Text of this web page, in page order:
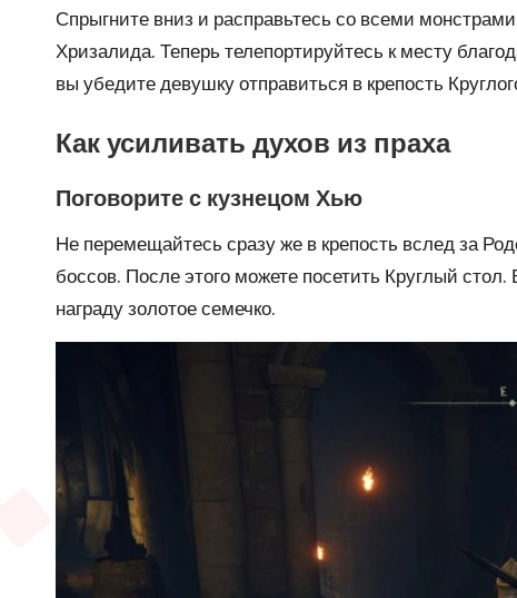
Спрыгните вниз и расправьтесь со всеми
Хризалида. Теперь телепортируйтесь к месту
вы убедите девушку отправиться в крепость
Как усиливать духов из праха
Поговорите с кузнецом Хью
Не перемещайтесь сразу же в крепость вслед за
боссов. После этого можете посетить Круглый
наградузолотое семечко.